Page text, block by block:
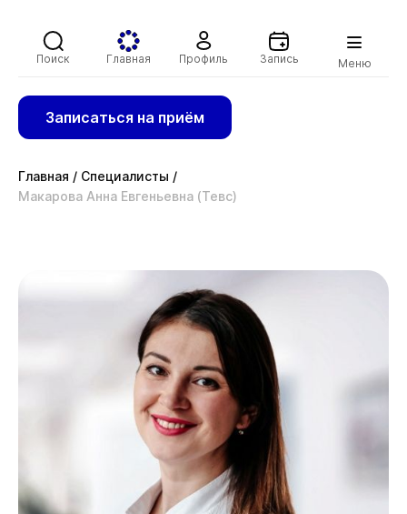
Поиск Главная Профиль Запись Меню
Записаться на приём
Главная / Специалисты /
Макарова Анна Евгеньевна (Тевс)